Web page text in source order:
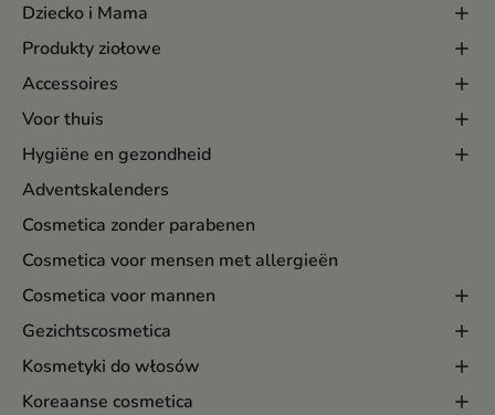
Dziecko i Mama
Produkty ziołowe
Accessoires
Voor thuis
Hygiëne en gezondheid
Adventskalenders
Cosmetica zonder parabenen
Cosmetica voor mensen met allergieën
Cosmetica voor mannen
Gezichtscosmetica
Kosmetyki do włosów
Koreaanse cosmetica